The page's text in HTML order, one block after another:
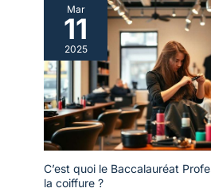
Mar
11
2025
C’est quoi le Baccalauréat
la coiffure ?